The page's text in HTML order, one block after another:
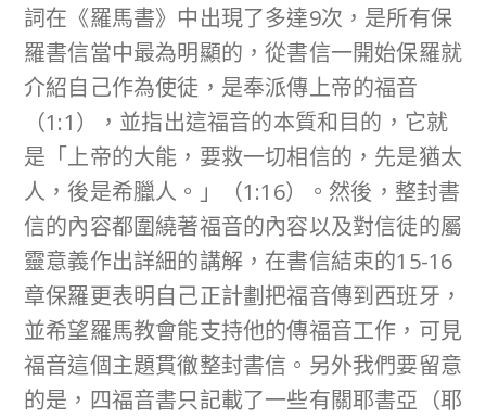
詞在《羅馬書》中出現了多達9次，是所有保
羅書信當中最為明顯的，從書信一開始保羅就
介紹自己作為使徒，是奉派傳上帝的福音
（1:1），並指出這福音的本質和目的，它就
是「上帝的大能，要救一切相信的，先是猶太
人，後是希臘人。」（1:16）。然後，整封書
信的內容都圍繞著福音的內容以及對信徒的屬
靈意義作出詳細的講解，在書信結束的15-16
章保羅更表明自己正計劃把福音傳到西班牙，
並希望羅馬教會能支持他的傳福音工作，可見
福音這個主題貫徹整封書信。另外我們要留意
的是，四福音書只記載了一些有關耶書亞（耶